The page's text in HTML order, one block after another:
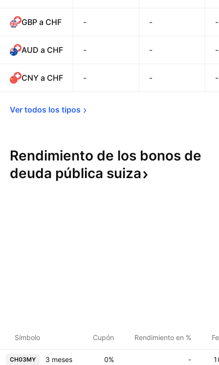
GBP a CHF - - -
AUD a CHF - - -
CNY a CHF - - -
Ver todos los tipos
Rendimiento de los bonos de
deuda pública suiza
Símbolo Cupón Rendimiento en %
CH03MY 3 meses 0% -